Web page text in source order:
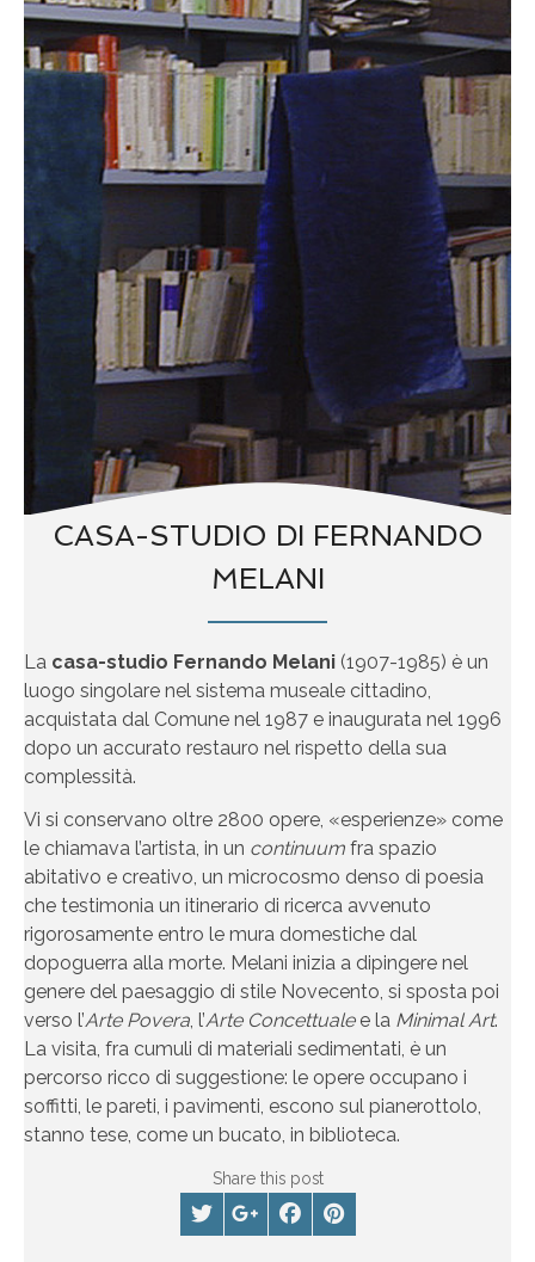
CASA-STUDIO DI FERNANDO
MELANI
La casa-studio Fernando Melani (1907-1985) è un
luogo singolare nel sistema museale cittadino,
acquistata dal Comune nel 1987 e inaugurata nel 1996
dopo un accurato restauro nel rispetto della sua
complessità.
Vi si conservano oltre 2800 opere, «esperienze» come
le chiamava l’artista, in un continuum fra spazio
abitativo e creativo, un microcosmo denso di poesia
che testimonia un itinerario di ricerca avvenuto
rigorosamente entro le mura domestiche dal
dopoguerra alla morte. Melani inizia a dipingere nel
genere del paesaggio di stile Novecento, si sposta poi
verso l’Arte Povera, l’Arte Concettualee la Minimal Art.
La visita, fra cumuli di materiali sedimentati, è un
percorso ricco di suggestione: le opere occupano i
soffitti, le pareti, i pavimenti, escono sul pianerottolo,
stanno tese, come un bucato, in biblioteca.
Share this post